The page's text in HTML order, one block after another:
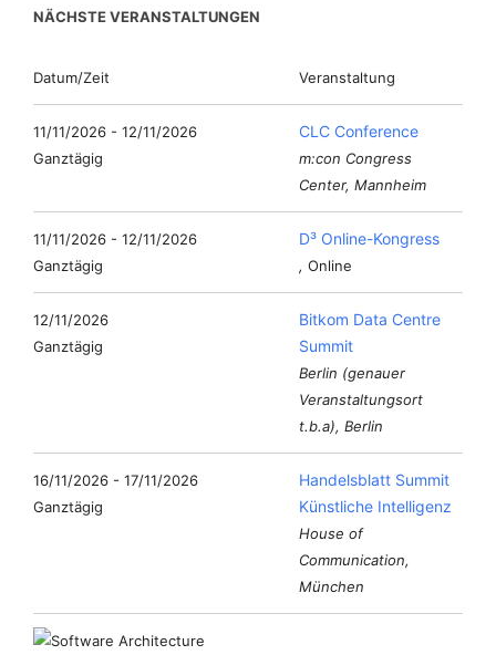
NÄCHSTE VERANSTALTUNGEN
Datum/Zeit Veranstaltung
11/11/2026 - 12/11/2026
Ganztägig
CLC Conference
m:con Congress
Center, Mannheim
11/11/2026 - 12/11/2026
Ganztägig
D³ Online-Kongress
, Online
12/11/2026
Ganztägig
Bitkom Data Centre
Summit
Berlin (genauer
Veranstaltungsort
t.b.a), Berlin
16/11/2026 - 17/11/2026
Ganztägig
Handelsblatt Summit
Künstliche Intelligenz
House of
Communication,
München